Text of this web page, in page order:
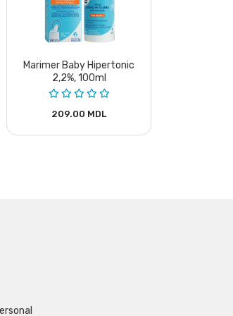
Marimer Baby Hipertonic
2,2%, 100ml
209.00 MDL